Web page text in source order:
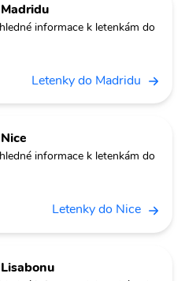
informace k letenkám do
Letenky do Madridu
informace k letenkám do
Letenky do Nice